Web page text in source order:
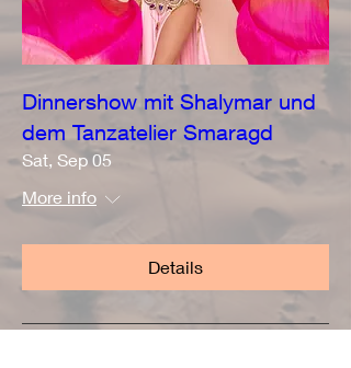
Dinnershow mit Shalymar und
dem Tanzatelier Smaragd
Sat, Sep 05
More info
Details